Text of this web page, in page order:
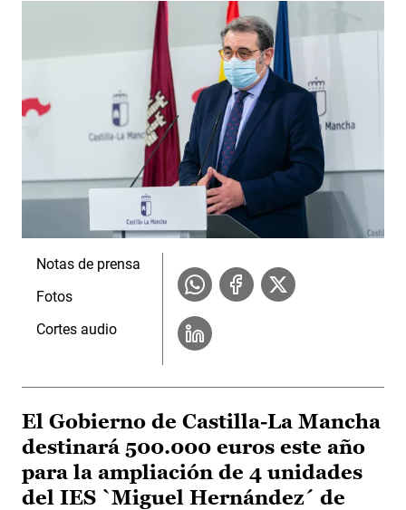
Notas de prensa
Fotos
Cortes audio
El Gobierno de Castilla-La Mancha
destinará 500.000 euros este año
para la ampliación de 4 unidades
del IES `Miguel Hernández´ de